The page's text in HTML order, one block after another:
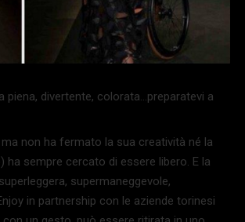
divertente, colorata…preparatevi a
non ha fermato la sua creatività né la
ha sempre cercato di essere libero. E la
supermaneggevole,
in partnership con le aziende torinesi